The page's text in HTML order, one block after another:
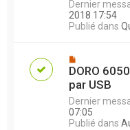
Dernier
2018 17:54
Publié dans
DORO
par USB
Dernier
07:05
Publié dans